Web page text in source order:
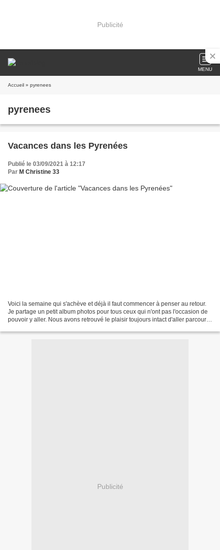
Publicité
MENU
Accueil » pyrenees
pyrenees
Vacances dans les Pyrenées
Publié le 03/09/2021 à 12:17
Par M Christine 33
Voici la semaine qui s'achève et déjà il faut commencer à penser au retour.
Je partage un petit album photos pour tous ceux qui n'ont pas l'occasion de
pouvoir y aller. Nous avons retrouvé le plaisir toujours intact d'aller parcourir
Publicité